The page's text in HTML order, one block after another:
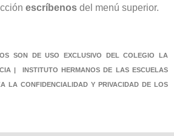
escríbenos del menú superior.
SON DE USO EXCLUSIVO DEL COLEGIO LA
| INSTITUTO HERMANOS DE LAS ESCUELAS
LA CONFIDENCIALIDAD Y PRIVACIDAD DE LOS